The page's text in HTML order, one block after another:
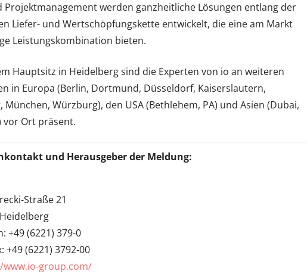
Projektmanagement werden ganzheitliche Lösungen entlang der
Liefer- und Wertschöpfungskette entwickelt, die eine am Markt
Leistungskombination bieten.
Hauptsitz in Heidelberg sind die Experten von io an weiteren
in Europa (Berlin, Dortmund, Düsseldorf, Kaiserslautern,
München, Würzburg), den USA (Bethlehem, PA) und Asien (Dubai,
vor Ort präsent.
und Herausgeber der Meldung:
Straße 21
+49 (6221) 379-0
+49 (6221) 3792-00
group.com/